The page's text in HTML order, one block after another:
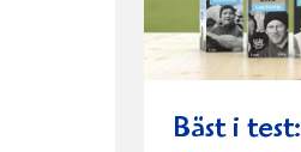
Bäst i test: